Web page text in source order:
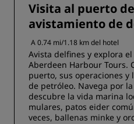
Visita al puerto
avistamiento de
A 0.74 mi/1.18 km del hotel
Avista delfines y explora
Aberdeen Harbour Tours.
puerto, sus operaciones
de petróleo. Navega por
descubre la vida marina
mulares, patos eider
veces, ballenas minke y